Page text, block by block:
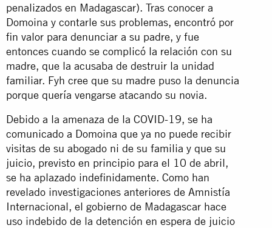
penalizados en Madagascar). Tras conocer a
Domoina y contarle sus problemas, encontró por
fin valor para denunciar a su padre, y fue
entonces cuando se complicó la relación con su
madre, que la acusaba de destruir la unidad
familiar. Fyh cree que su madre puso la denuncia
porque quería vengarse atacando su novia.
Debido a la amenaza de la COVID-19, se ha
comunicado a Domoina que ya no puede recibir
visitas de su abogado ni de su familia y que su
juicio, previsto en principio para el 10 de abril,
se ha aplazado indefinidamente. Como han
revelado investigaciones anteriores de Amnistía
Internacional, el gobierno de Madagascar hace
uso indebido de la detención en espera de juicio